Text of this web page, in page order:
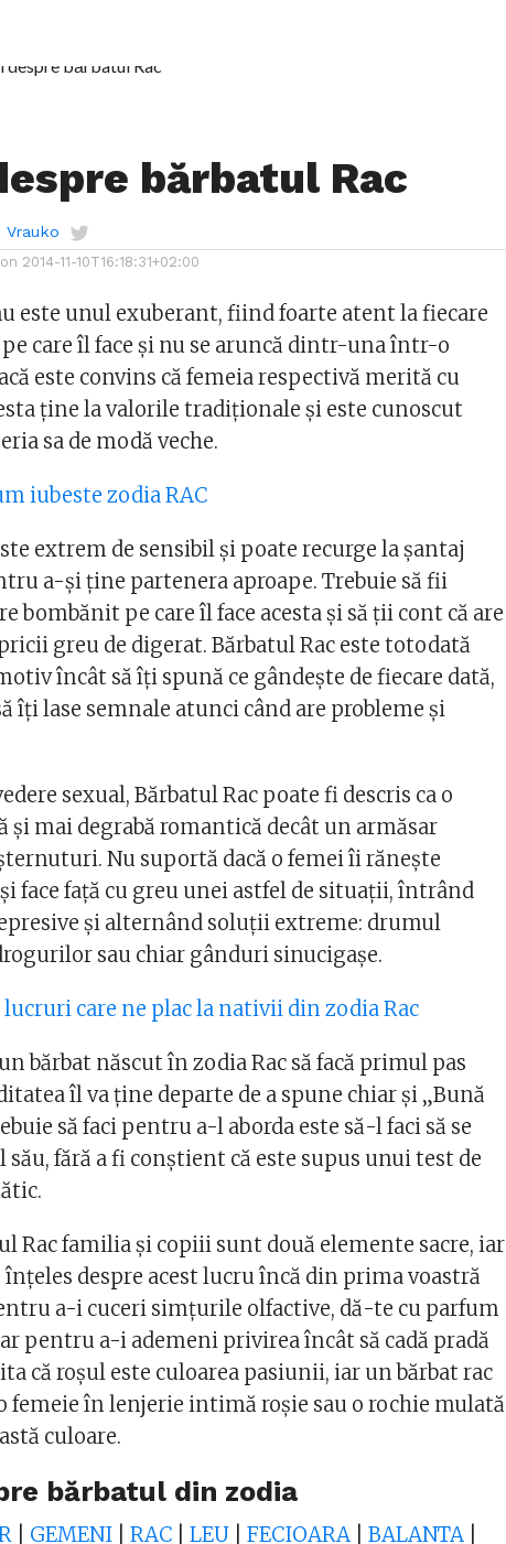
bărbatul Rac
Vrauko
2014-11-10T16:18:31+02:00
este unul exuberant, fiind foarte atent la fiecare
care îl face și nu se aruncă dintr-una într-o
este convins că femeia respectivă merită cu
ține la valorile tradiționale și este cunoscut
sa de modă veche.
iubeste zodia RAC
extrem de sensibil și poate recurge la șantaj
a-și ține partenera aproape. Trebuie să fii
bombănit pe care îl face acesta și să ții cont că are
greu de digerat. Bărbatul Rac este totodată
încât să îți spună ce gândește de fiecare dată,
îți lase semnale atunci când are probleme și
sexual, Bărbatul Rac poate fi descris ca o
și mai degrabă romantică decât un armăsar
Nu suportă dacă o femei îi rănește
face față cu greu unei astfel de situații, întrând
și alternând soluții extreme: drumul
sau chiar gânduri sinucigașe.
lucruri care ne plac la nativii din zodia Rac
bărbat născut în zodia Rac să facă primul pas
îl va ține departe de a spune chiar și „Bună
să faci pentru a-l aborda este să-l faci să se
fără a fi conștient că este supus unui test de
Rac familia și copiii sunt două elemente sacre, iar
despre acest lucru încă din prima voastră
a-i cuceri simțurile olfactive, dă-te cu parfum
pentru a-i ademeni privirea încât să cadă pradă
că roșul este culoarea pasiunii, iar un bărbat rac
femeie în lenjerie intimă roșie sau o rochie mulată
culoare.
bărbatul din zodia
GEMENI |RAC |LEU |FECIOARA |BALANTA